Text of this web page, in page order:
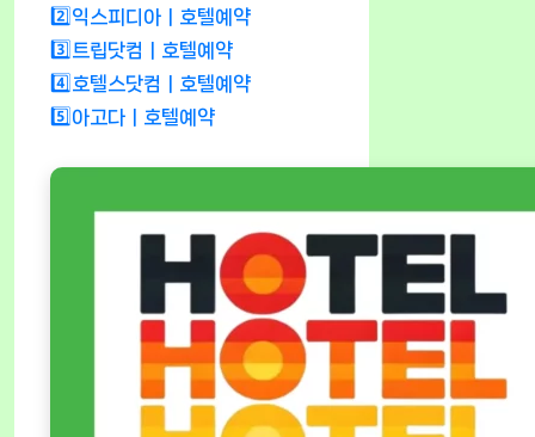
2️⃣익스피디아ㅣ호텔예약
3️⃣트립닷컴ㅣ호텔예약
4️⃣호텔스닷컴ㅣ호텔예약
5️⃣아고다ㅣ호텔예약